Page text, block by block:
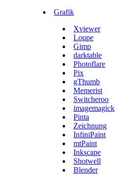
Grafik
Xviewer
Loupe
Gimp
darktable
Photoflare
Pix
gThumb
Memerist
Switcheroo
imagemagick
Pinta
Zeichnung
InfiniPaint
mtPaint
Inkscape
Shotwell
Blender